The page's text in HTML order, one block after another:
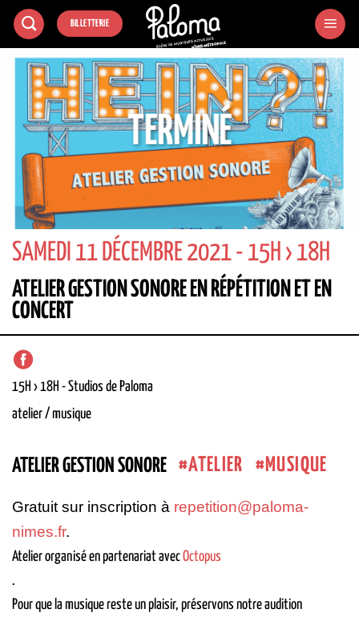
Passer
contenu
BILLETTERIE
TERMINÉ
SAMEDI 11 DÉCEMBRE 2021 - 15H › 18H
ATELIER GESTION SONORE EN RÉPÉTITION ET EN
CONCERT
15H › 18H -Studios de Paloma
atelier / musique
ATELIER GESTION SONORE ATELIER MUSIQUE
Gratuit sur inscription à repetition@paloma-
nimes.fr.
Atelier organisé en partenariat avecOctopus
.
Pour que la musique reste un plaisir, préservons notre audition